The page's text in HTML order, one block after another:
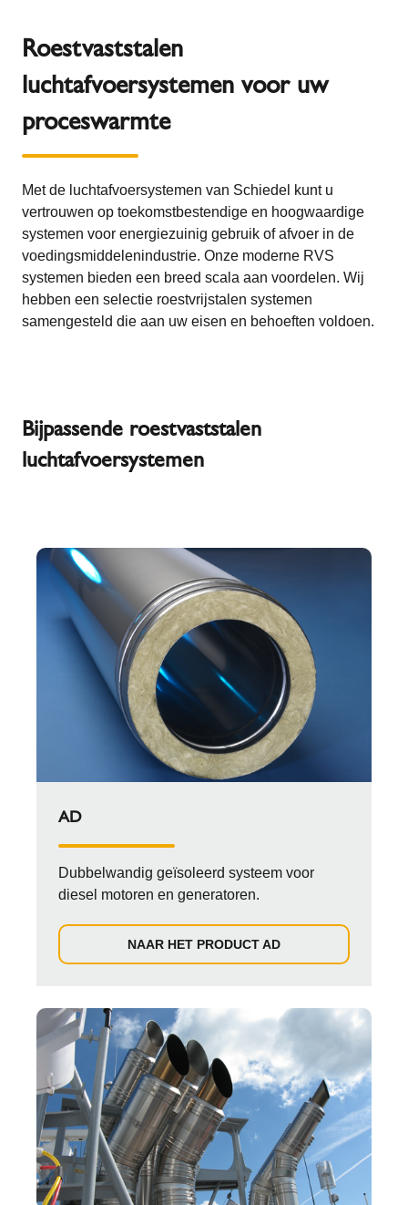
Roestvaststalen
luchtafvoersystemen voor uw
proceswarmte
Met de luchtafvoersystemen van Schiedel kunt u
vertrouwen op toekomstbestendige en hoogwaardige
systemen voor energiezuinig gebruik of afvoer in de
voedingsmiddelenindustrie. Onze moderne RVS
systemen bieden een breed scala aan voordelen. Wij
hebben een selectie roestvrijstalen systemen
samengesteld die aan uw eisen en behoeften voldoen.
Bijpassende roestvaststalen
luchtafvoersystemen
AD
Dubbelwandig geïsoleerd systeem voor
diesel motoren en generatoren.
NAAR HET PRODUCT AD